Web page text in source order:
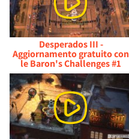
Desperados III -
Aggiornamento gratuito con
le Baron's Challenges #1